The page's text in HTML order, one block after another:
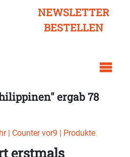
NEWSLETTER
BESTELLEN
ergab 78
| Counter vor9 | Produkte
erstmals